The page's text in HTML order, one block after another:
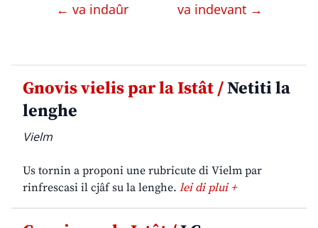
← va indaûr va indevant →
Gnovis vielis par la Istât /Netiti la
lenghe
Vielm
Us tornin a proponi une rubricute di Vielm par
rinfrescasi il cjâf su la lenghe. lei di plui +